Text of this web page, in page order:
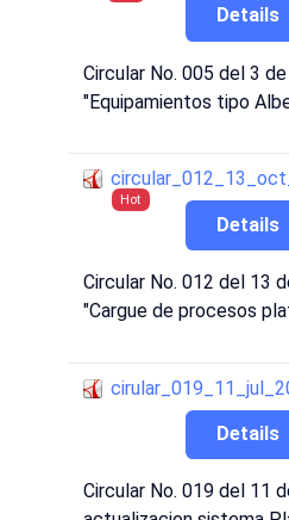
Details
Circular No. 005 del 3
"Equipamientos tipo
Hot
Details
Circular No. 012 del 13
"Cargue de procesos
Details
Circular No. 019 del 11